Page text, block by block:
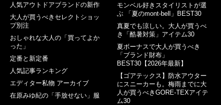
人気アウトドアブランドの新作
大人が買うべきセレクトショッ
プ別注
おしゃれな大人の「買ってよか
った」
定番と新定番
人気記事ランキング
エディター私物 アーカイブ
在原みゆ紀の「手放せない」服
モンベル好きスタイリストが選
ぶ 「夏のmont-bell」BEST30
真夏でも涼しい。大人が買うべ
き「酷暑対策」アイテム30
夏ボーナスで大人が買うべき
「ブランド財布」
BEST30【2026年最新】
【ゴアテックス】防水アウター
にスニーカーも。梅雨までに大
人が買うべきGORE-TEXアイテ
ム30